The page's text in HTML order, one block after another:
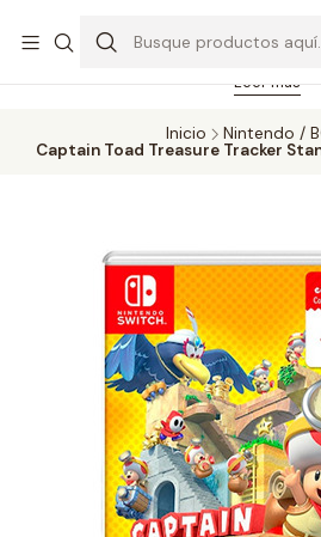
Feriado 21-05-2026 atención hasta las 14
día solo área Metropolitana Santiago por
Pedidos hasta 16 hrs., sábados y
Leer más
Inicio
Nintendo /
Captain Toad Treasure Tracker